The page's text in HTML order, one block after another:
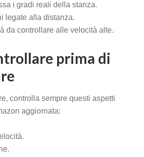
i gradi reali della stanza.
legate alla distanza.
da controllare alle velocità alte.
prima di
controlla sempre questi aspetti
aggiornata: